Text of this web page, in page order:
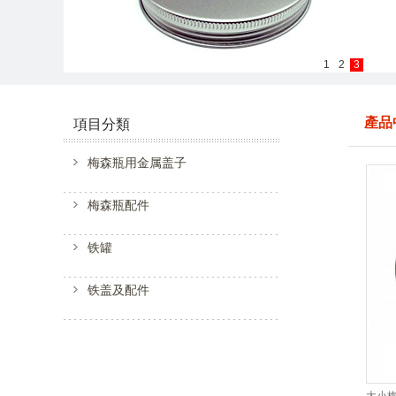
1 2 3
項目分類
梅森瓶用金属盖子
梅森瓶配件
铁罐
铁盖及配件
產品